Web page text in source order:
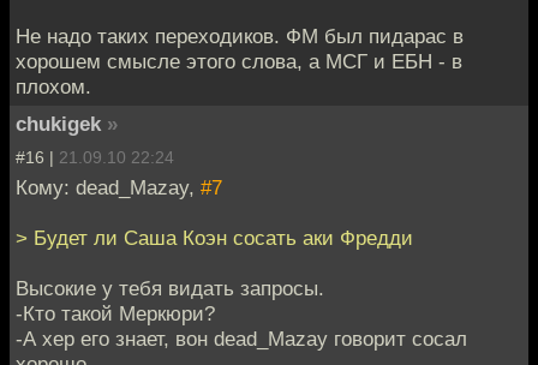
Не надо таких переходиков. ФМ был пидарас в
хорошем смысле этого слова, а МСГ и ЕБН - в
плохом.
chukigek »
#16 | 21.09.10 22:24
Кому: dead_Mazay, #7
> Будет ли Саша Коэн сосать аки Фредди
Высокие у тебя видать запросы.
-Кто такой Меркюри?
-А хер его знает, вон dead_Mazay говорит сосал